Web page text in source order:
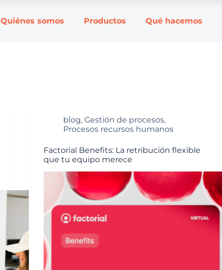
Quiénes somos Productos Qué hacemos
blog,Gestión de procesos,
Procesos recursos humanos
Factorial Benefits: La retribución flexible
que tu equipo merece